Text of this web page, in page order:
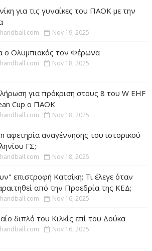
για τις γυναίκες του ΠΑΟΚ με την
Nov 19, 2025
ο Ολυμπιακός τον Φέρωνα
Nov 18, 2025
για πρόκριση στους 8 του W EHF
Cup ο ΠΑΟΚ
Nov 18, 2025
αφετηρία αναγέννησης του ιστορικού
ΓΣ;
Nov 18, 2025
επιστροφή Κατσίκη; Τι έλεγε όταν
από την Προεδρία της ΚΕΔ;
Nov 16, 2025
διπλό του Κιλκίς επί του Δούκα
Nov 16, 2025